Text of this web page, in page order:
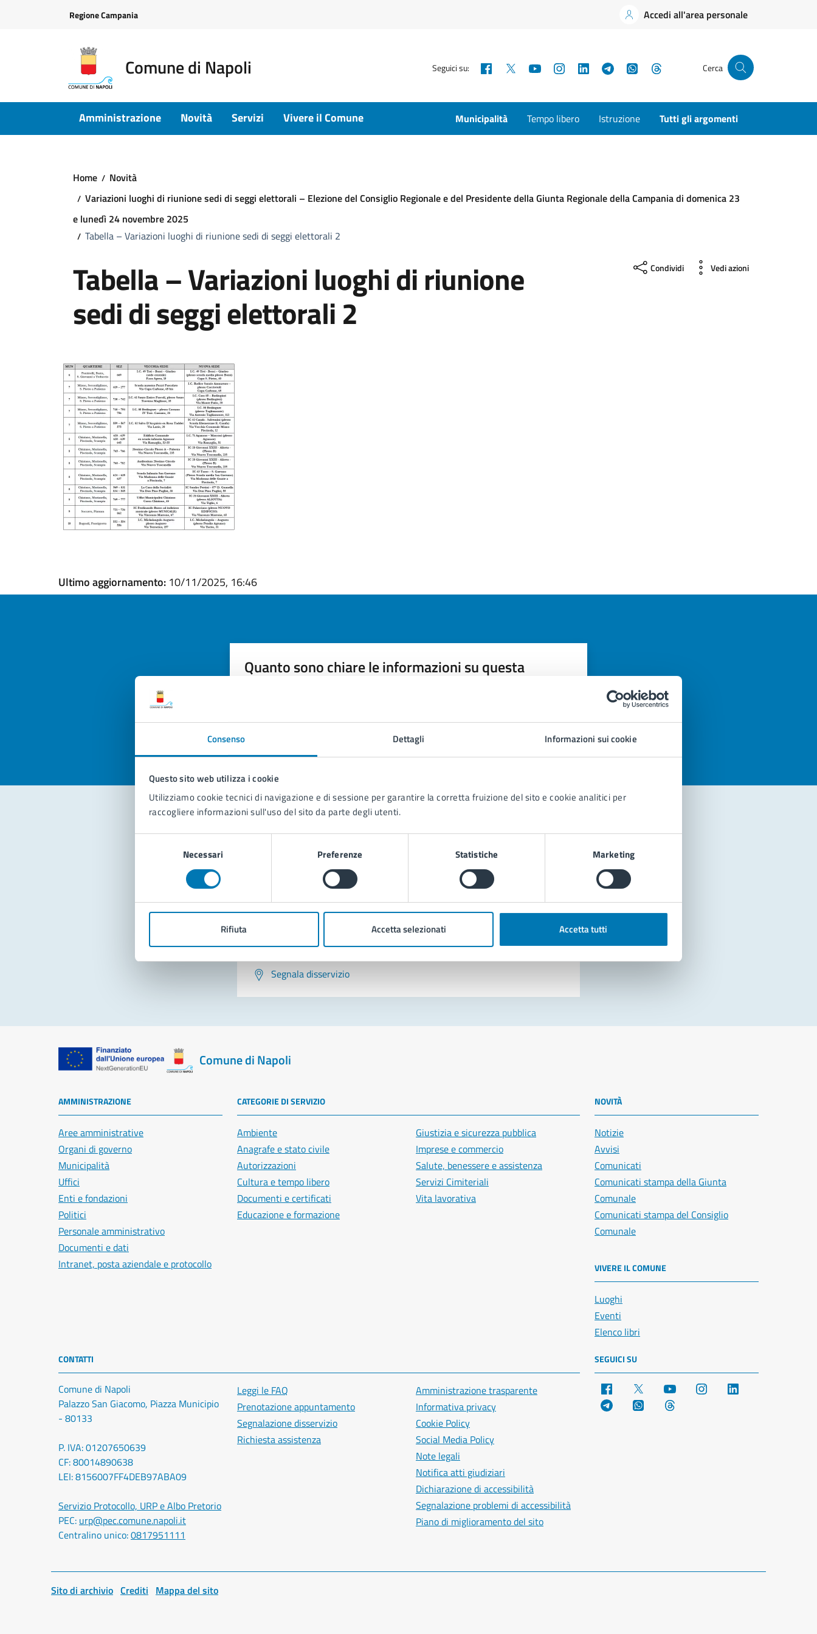
Consenso Dettagli Informazioni sui cookie
Questo sito web utilizza i cookie
Utilizziamo cookie tecnici di navigazione e di sessione per garantire la corretta fruizione del sito e cookie analitici per
raccogliere informazioni sull'uso del sito da parte degli utenti.
Necessari Preferenze Statistiche Marketing
Rifiuta Accetta selezionati Accetta tutti
Regione Campania Accedi all'area personale
Comune di Napoli Seguici su: Facebook YouTubeInstagramLinkedInTelegramWhatsApp Cerca
Amministrazione Novità Servizi Vivere il Comune Municipalità Tempo libero Istruzione Tutti gli argomenti
Home
Novità
Variazioni luoghi di riunione sedi di seggi elettorali – Elezione del Consiglio Regionale e del Presidente della Giunta Regionale della Campania di domenica 23
e lunedì 24 novembre 2025
Tabella – Variazioni luoghi di riunione sedi di seggi elettorali 2
Tabella – Variazioni luoghi di riunione
sedi di seggi elettorali 2
Condividi Vedi azioni
Ultimo aggiornamento: 10/11/2025, 16:46
Quanto sono chiare le informazioni su questa
Contatta il comune
Richiedi assistenza
Prenota appuntamento
Problemi in città
Segnala disservizio
Comune di Napoli
AMMINISTRAZIONE
Aree amministrative
Organi di governo
Municipalità
Uffici
Enti e fondazioni
Politici
Personale amministrativo
Documenti e dati
Intranet, posta aziendale e protocollo
CATEGORIE DI SERVIZIO
Ambiente
Anagrafe e stato civile
Autorizzazioni
Cultura e tempo libero
Documenti e certificati
Educazione e formazione
Giustizia e sicurezza pubblica
Imprese e commercio
Salute, benessere e assistenza
Servizi Cimiteriali
Vita lavorativa
NOVITÀ
Notizie
Avvisi
Comunicati
Comunicati stampa della Giunta
Comunale
Comunicati stampa del Consiglio
Comunale
VIVERE IL COMUNE
Luoghi
Eventi
Elenco libri
CONTATTI
Comune di Napoli
Palazzo San Giacomo, Piazza Municipio
- 80133
P. IVA: 01207650639
CF: 80014890638
LEI: 8156007FF4DEB97ABA09
Servizio Protocollo, URP e Albo Pretorio
PEC: urp@pec.comune.napoli.it
Centralino unico:0817951111
Leggi le FAQ
Prenotazione appuntamento
Segnalazione disservizio
Richiesta assistenza
Amministrazione trasparente
Informativa privacy
Cookie Policy
Social Media Policy
Note legali
Notifica atti giudiziari
Dichiarazione di accessibilità
Segnalazione problemi di accessibilità
Piano di miglioramento del sito
SEGUICI SU
Facebook YouTube Instagram
Telegram WhatsApp
Sito di archivio Crediti Mappa del sito